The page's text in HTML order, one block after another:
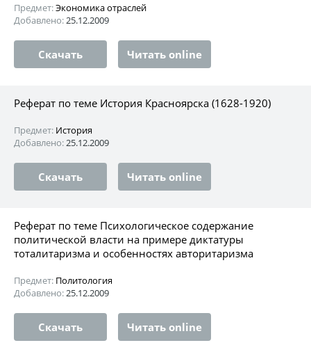
Предмет:Экономика отраслей
Добавлено:25.12.2009
Скачать Читать online
Реферат по теме История Красноярска (1628-1920)
Предмет: История
Добавлено:25.12.2009
Скачать Читать online
Реферат по теме Психологическое содержание
политической власти на примере диктатуры
тоталитаризма и особенностях авторитаризма
Предмет: Политология
Добавлено:25.12.2009
Скачать Читать online